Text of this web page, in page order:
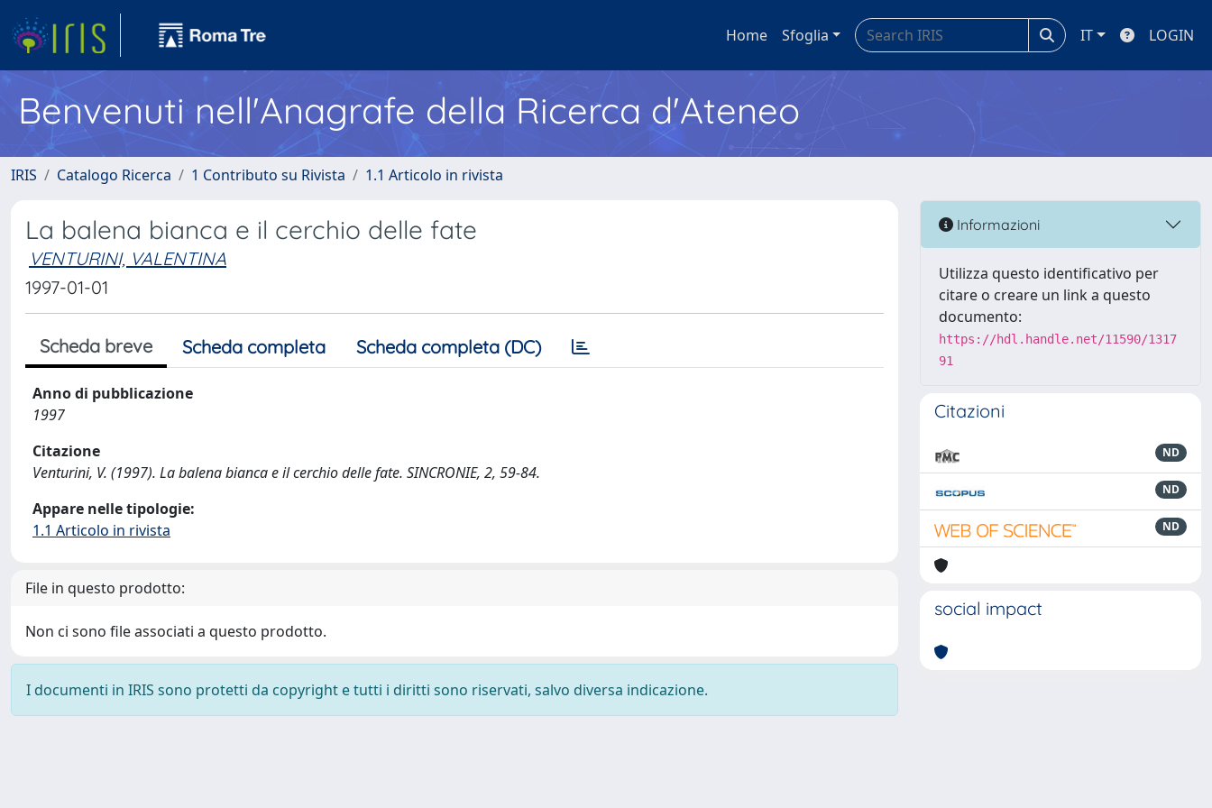
Home Sfoglia IT LOGIN
Benvenuti nell'Anagrafe della Ricerca d'Ateneo
IRIS Catalogo Ricerca 1 Contributo su Rivista 1.1 Articolo in rivista
La balena bianca e il cerchio delle fate
VENTURINI, VALENTINA
1997-01-01
Scheda breve Scheda completa Scheda completa (DC)
Anno di pubblicazione
1997
Citazione
Venturini, V. (1997). La balena bianca e il cerchio delle fate. SINCRONIE, 2, 59-84.
Appare nelle tipologie:
1.1 Articolo in rivista
File in questo prodotto:
Non ci sono file associati a questo prodotto.
I documenti in IRIS sono protetti da copyright e tutti i diritti sono riservati, salvo diversa indicazione.
Informazioni
Utilizza questo identificativo per
citare o creare un link a questo
documento:
https://hdl.handle.net/11590/1317
91
Citazioni
ND
ND
ND
social impact